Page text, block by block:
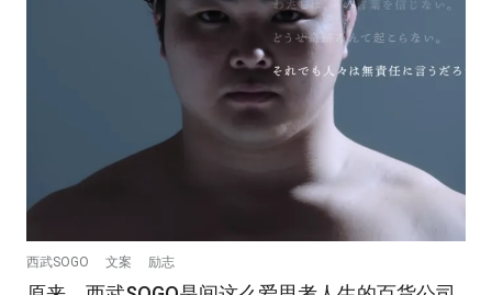
西武SOGO 文案 励志